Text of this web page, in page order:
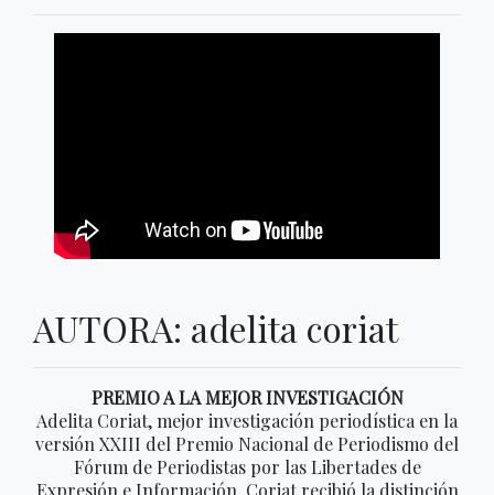
AUTORA: adelita coriat
PREMIO A LA MEJOR INVESTIGACIÓN
Adelita Coriat, mejor investigación periodística en la
versión XXIII del Premio Nacional de Periodismo del
Fórum de Periodistas por las Libertades de
Expresión e Información. Coriat recibió la distinción